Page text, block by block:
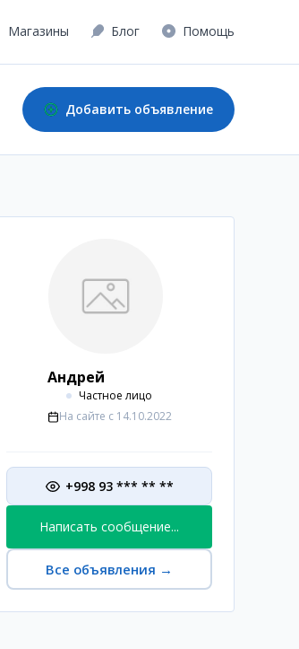
Магазины Блог Помощь
Добавить объявление
Андрей
Частное лицо
На сайте с 14.10.2022
+998 93 *** ** **
Написать сообщение...
Все объявления →